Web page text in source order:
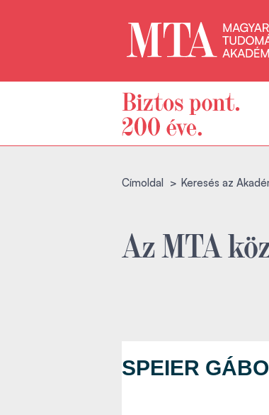
Címoldal Keresés az
Az MTA
SPEIER